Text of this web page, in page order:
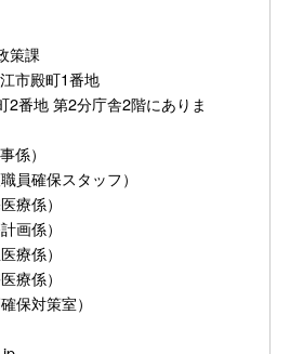
策課
市殿町1番地
2番地 第2分庁舎2階にありま
係）
員確保スタッフ）
療係）
画係）
療係）
療係）
保対策室）